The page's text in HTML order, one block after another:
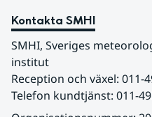
Kontakta SMHI
SMHI, Sveriges
institut
Reception och växel: 011-
Telefon kundtjänst: 011-